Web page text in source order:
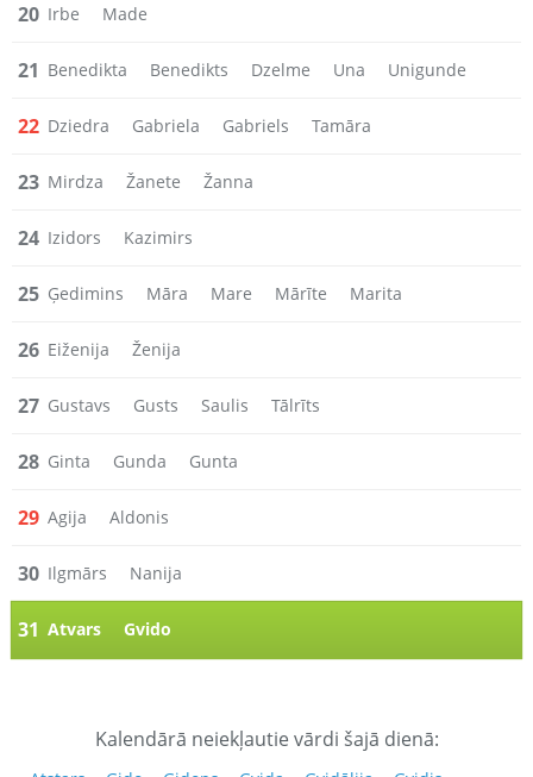
20 Irbe Made
21 Benedikta Benedikts Dzelme Una Unigunde
22 Dziedra Gabriela Gabriels Tamāra
23 Mirdza Žanete Žanna
24 Izidors Kazimirs
25 Ģedimins Māra Mare Mārīte Marita
26 Eiženija Ženija
27 Gustavs Gusts Saulis Tālrīts
28 Ginta Gunda Gunta
29 Agija Aldonis
30 Ilgmārs Nanija
31 Atvars Gvido
Kalendārā neiekļautie vārdi šajā dienā: